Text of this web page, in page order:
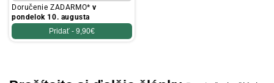
Doručenie ZADARMO*v
pondelok 10. augusta
Pridať - 9,90€